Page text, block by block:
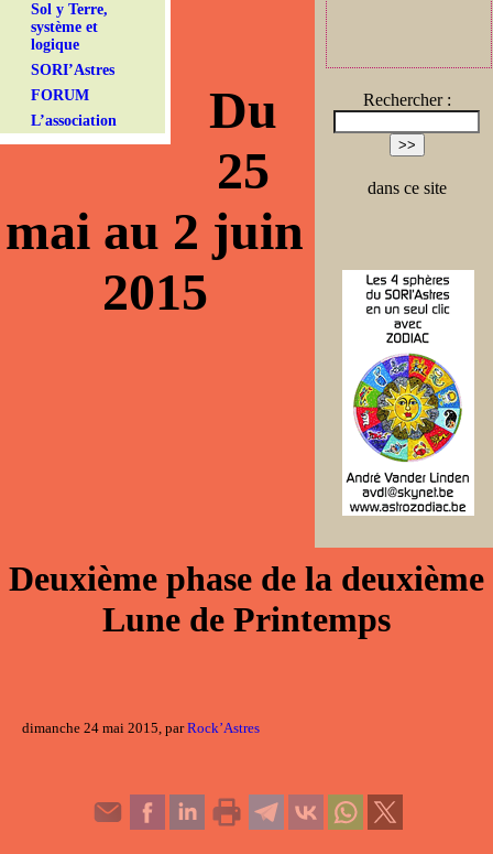
Sol y Terre,
système et
logique
SORI’Astres
FORUM
L’association
Rechercher :
dans ce site
Du
25
mai au 2 juin
2015
Deuxième phase de la deuxième
Lune de Printemps
dimanche 24 mai 2015, parRock’Astres